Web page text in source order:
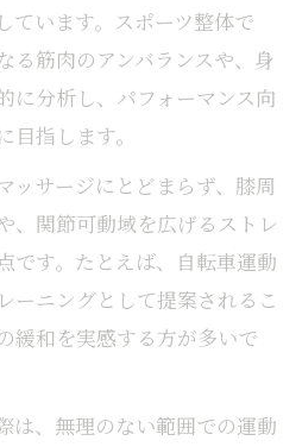
ています。スポーツ整体で
る筋肉のアンバランスや、身
に分析し、パフォーマンス向
目指します。
ッサージにとどまらず、膝周
、関節可動域を広げるストレ
です。たとえば、自転車運動
ーニングとして提案されるこ
緩和を実感する方が多いで
は、無理のない範囲での運動